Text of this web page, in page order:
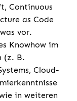
Continuous
as Code
vor.
Knowhow im
(z. B.
Cloud-
in weiteren